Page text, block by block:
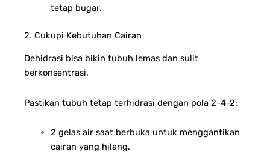
tetap bugar.
2. Cukupi Kebutuhan Cairan
Dehidrasi bisa bikin tubuh lemas dan sulit
berkonsentrasi.
Pastikan tubuh tetap terhidrasi dengan pola 2-4-2:
2 gelas air saat berbuka untuk menggantikan
cairan yang hilang.